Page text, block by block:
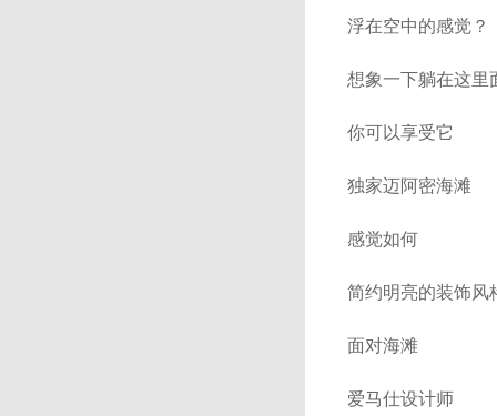
浮在空中的感觉？
想象一下躺在这里
你可以享受它
独家迈阿密海滩
感觉如何
简约明亮的装饰风
面对海滩
爱马仕设计师